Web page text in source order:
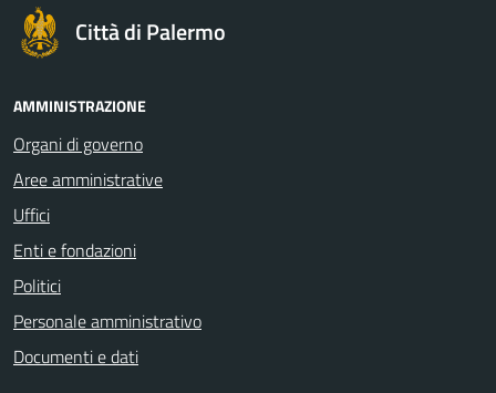
Città di Palermo
AMMINISTRAZIONE
Organi di governo
Aree amministrative
Uffici
Enti e fondazioni
Politici
Personale amministrativo
Documenti e dati